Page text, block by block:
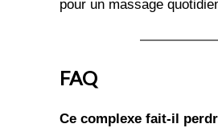
pour un massage
FAQ
Ce complexe fait-il